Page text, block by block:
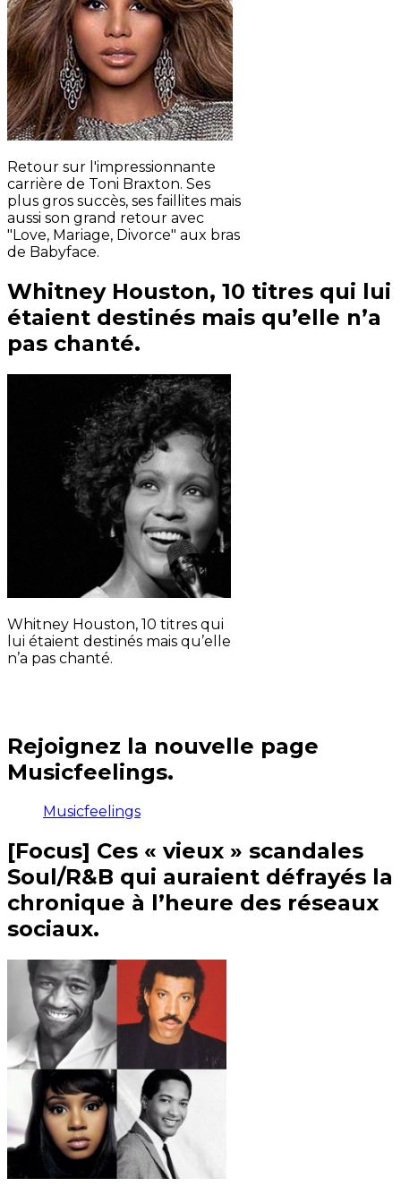
Retour sur l'impressionnante
carrière de Toni Braxton. Ses
plus gros succès, ses faillites mais
aussi son grand retour avec
"Love, Mariage, Divorce" aux bras
de Babyface.
Whitney Houston, 10 titres qui lui
étaient destinés mais qu’elle n’a
pas chanté.
Whitney Houston, 10 titres qui
lui étaient destinés mais qu’elle
n’a pas chanté.
Rejoignez la nouvelle page
Musicfeelings.
Musicfeelings
[Focus] Ces « vieux » scandales
Soul/R&B qui auraient défrayés la
chronique à l’heure des réseaux
sociaux.